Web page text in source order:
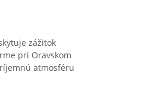
zážitok
pri Oravskom
atmosféru